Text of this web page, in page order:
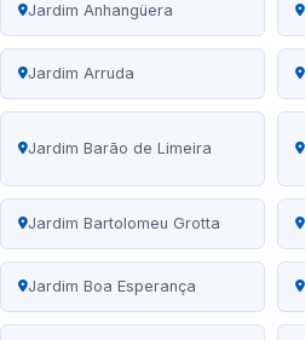
Jardim Anhangüera
Jardim Arruda
Jardim Barão de Limeira
Jardim Bartolomeu Grotta
Jardim Boa Esperança